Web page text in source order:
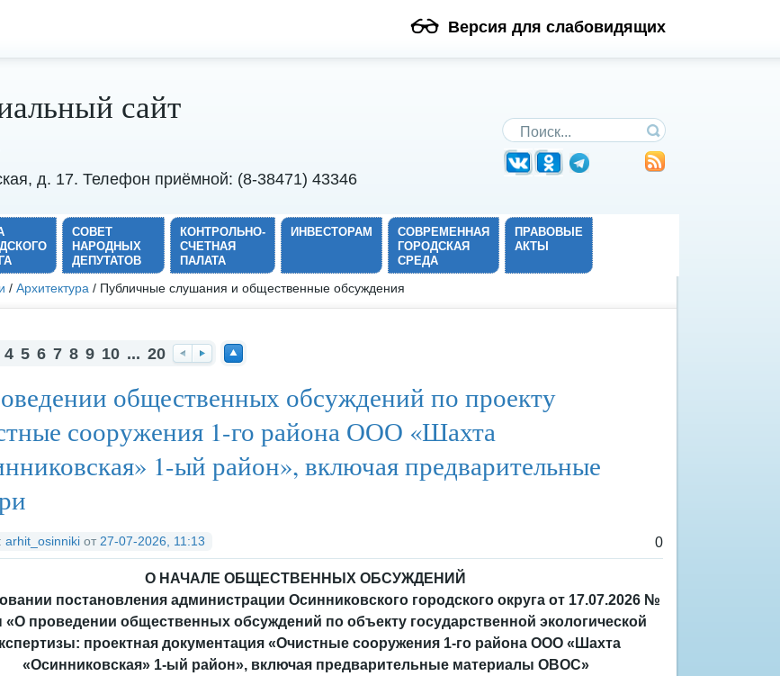
Версия для слабовидящих
Поиск по сайту
сайт
д. 17. Телефон приёмной: (8-38471) 43346
СОВЕТ
НАРОДНЫХ
ДЕПУТАТОВ
КОНТРОЛЬНО-
СЧЕТНАЯ
ПАЛАТА
ИНВЕСТОРАМ
СОВРЕМЕННАЯ
ГОРОДСКАЯ
СРЕДА
ПРАВОВЫЕ
АКТЫ
/ Архитектура / Публичные слушания и общественные обсуждения
4 5 6 7 8 9 10 ... 20
за ер ве
общественных обсуждений по проекту
сооружения 1-го района ООО «Шахта
1-ый район», включая предварительные
arhit_osinniki от 27-07-2026, 11:13 0
О НАЧАЛЕ ОБЩЕСТВЕННЫХ ОБСУЖДЕНИЙ
постановления администрации Осинниковского городского округа от 17.07.2026 №
«О проведении общественных обсуждений по объекту государственной экологической
проектная документация «Очистные сооружения 1-го района ООО «Шахта
«Осинниковская» 1-ый район», включая предварительные материалы ОВОС»